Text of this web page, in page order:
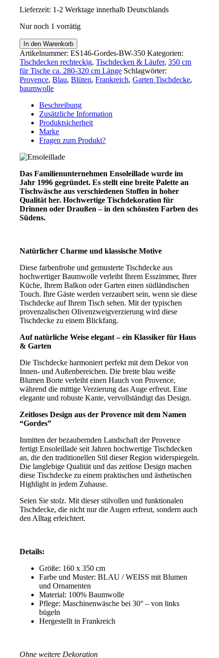
Lieferzeit: 1-2 Werktage innerhalb Deutschlands
Nur noch 1 vorrätig
Tischdecke
aus
Baumwolle
160
x
350
Haus
Garten
Menge
In den Warenkorb
Artikelnummer:ES146-Gordes-BW-350 Kategorien:
Tischdecken rechteckig,Tischdecken & Läufer,350 cm
für Tische ca. 280-320 cm Länge Schlagwörter:
Provence,Blau,Blüten,Frankreich,Garten Tischdecke,
baumwolle
Beschreibung
Zusätzliche Information
Produktsicherheit
Marke
Fragen zum Produkt?
Das Familienunternehmen Ensoleillade wurde im
Jahr 1996 gegründet. Es stellt eine breite Palette an
Tischwäsche aus verschiedenen Stoffen in hoher
Qualität her. Hochwertige Tischdekoration für
Drinnen oder Draußen – in den schönsten Farben des
Südens.
Natürlicher Charme und klassische Motive
Diese farbenfrohe und gemusterte Tischdecke aus
hochwertiger Baumwolle verleiht Ihrem Esszimmer, Ihrer
Küche, Ihrem Balkon oder Garten einen südländischen
Touch. Ihre Gäste werden verzaubert sein, wenn sie diese
Tischdecke auf Ihrem Tisch sehen. Mit der typischen
provenzalischen Olivenzweigverzierung wird diese
Tischdecke zu einem Blickfang.
Auf natürliche Weise elegant – ein Klassiker für Haus
& Garten
Die Tischdecke harmoniert perfekt mit dem Dekor von
Innen- und Außenbereichen. Die breite blau weiße
Blumen Borte verleiht einen Hauch von Provence,
während die mittige Verzierung das Auge erfreut. Eine
elegante und robuste Kante, vervollständigt das Design.
Zeitloses Design aus der Provence mit dem Namen
“Gordes”
Inmitten der bezaubernden Landschaft der Provence
fertigt Ensoleillade seit Jahren hochwertige Tischdecken
an, die den traditionellen Stil dieser Region widerspiegeln.
Die langlebige Qualität und das zeitlose Design machen
diese Tischdecke zu einem praktischen und ästhetischen
Highlight in jedem Zuhause.
Seien Sie stolz. Mit dieser stilvollen und funktionalen
Tischdecke, die nicht nur die Augen erfreut, sondern auch
den Alltag erleichtert.
Details:
Größe: 160 x 350 cm
Farbe und Muster: BLAU / WEISS mit Blumen
und Ornamenten
Material: 100% Baumwolle
Pflege: Maschinenwäsche bei 30° – von links
bügeln
Hergestellt in Frankreich
Ohne weitere Dekoration